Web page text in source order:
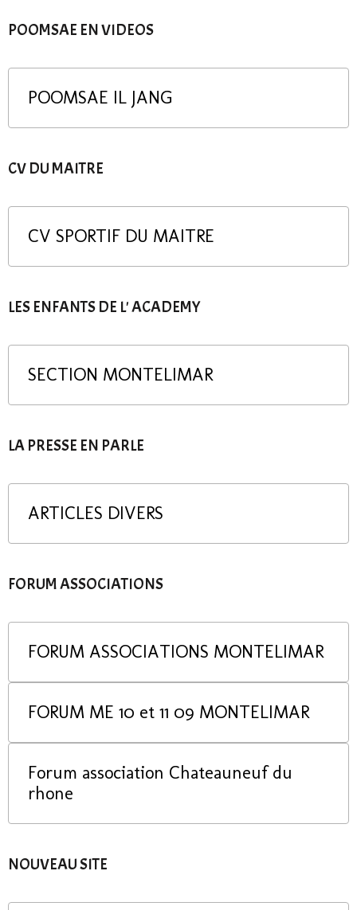
POOMSAE EN VIDEOS
POOMSAE IL JANG
CV DU MAITRE
CV SPORTIF DU MAITRE
LES ENFANTS DE L' ACADEMY
SECTION MONTELIMAR
LA PRESSE EN PARLE
ARTICLES DIVERS
FORUM ASSOCIATIONS
FORUM ASSOCIATIONS MONTELIMAR
FORUM ME 10 et 11 09 MONTELIMAR
Forum association Chateauneuf du
rhone
NOUVEAU SITE